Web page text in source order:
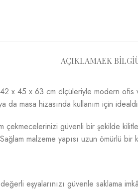
AÇIKLAMAEK BILGI
x 45 x 63 cm ölçüleriyle modern ofis
da masa hizasında kullanım için
çekmecelerinizi güvenli bir şekilde
malzeme yapısı uzun ömürlü bir
eşyalarınızı güvenle saklama